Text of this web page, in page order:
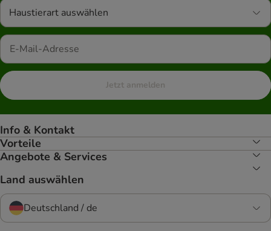
Haustierart auswählen
Jetzt anmelden
Info & Kontakt
Vorteile
Angebote & Services
Land auswählen
Deutschland / de